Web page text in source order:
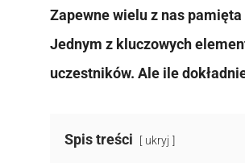
Zapewne wielu z nas
Jednym z kluczowych
uczestników. Ale ile
Spis treści ukryj